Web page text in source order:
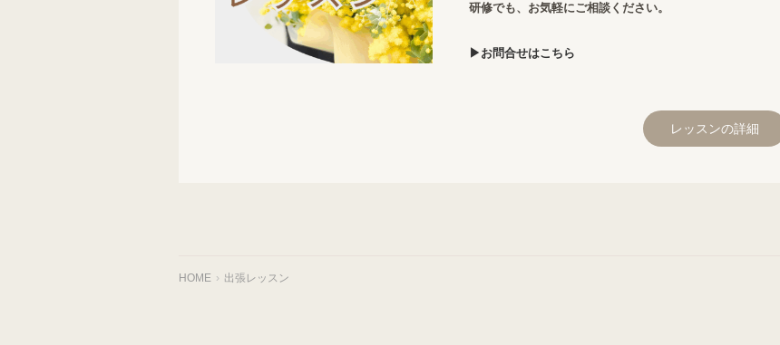
研修でも、お気軽にご相談ください。
▶お問合せはこちら
レッスンの詳細
HOME 出張レッスン